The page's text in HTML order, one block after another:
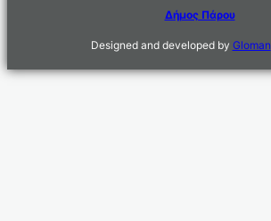
Δήμος Πάρου
Designed and developed by Gloman